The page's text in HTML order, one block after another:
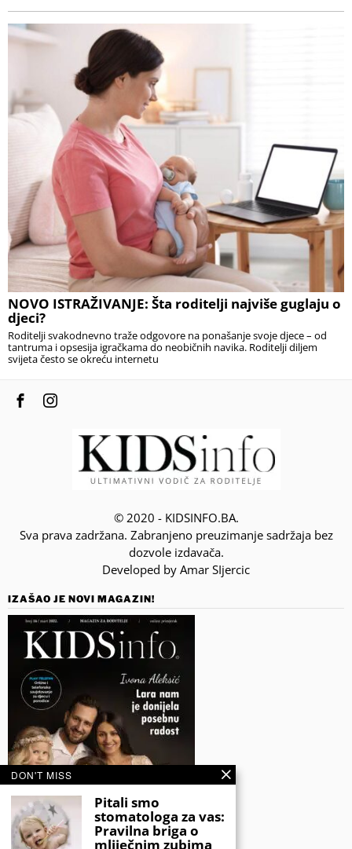
NOVO ISTRAŽIVANJE: Šta roditelji najviše guglaju o
djeci?
Roditelji svakodnevno traže odgovore na ponašanje svoje djece – od
tantruma i opsesija igračkama do neobičnih navika. Roditelji diljem
svijeta često se okreću internetu
© 2020 - KIDSINFO.BA.
Sva prava zadržana. Zabranjeno preuzimanje sadržaja bez
dozvole izdavača.
Developed by Amar SIjercic
IZAŠAO JE NOVI MAGAZIN!
DON'T MISS
Pitali smo
stomatologa za vas:
Pravilna briga o
mliječnim zubima